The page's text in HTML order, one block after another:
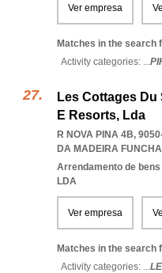
Ver empresa
Matches in the search
Activity categories: ...
Les Cottages
E Resorts, Lda
R NOVA PINA 4B,
DA MADEIRA
Arrendamento de
LDA
Ver empresa
Matches in the search
Activity categories: ...